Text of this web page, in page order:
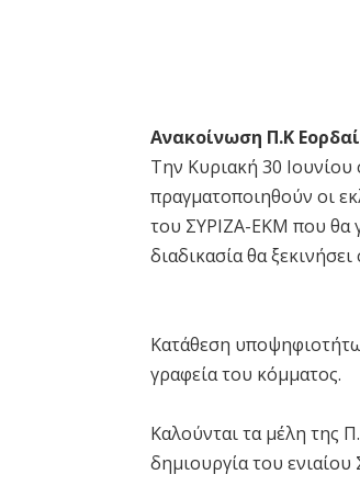
Ανακοίνωση Π.Κ
Την Κυριακή 30
πραγματοποιηθούν οι
του ΣΥΡΙΖΑ-ΕΚΜ που θα
διαδικασία θα
Κατάθεση
γραφεία του κόμματος.
Καλούνται τα μέλη της
δημιουργία του